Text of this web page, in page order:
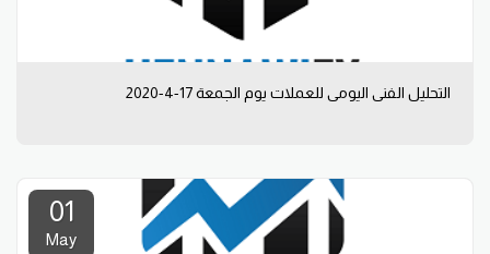
التحليل الفني اليومي للعملات يوم الجمعة 17-4-2020
01
May